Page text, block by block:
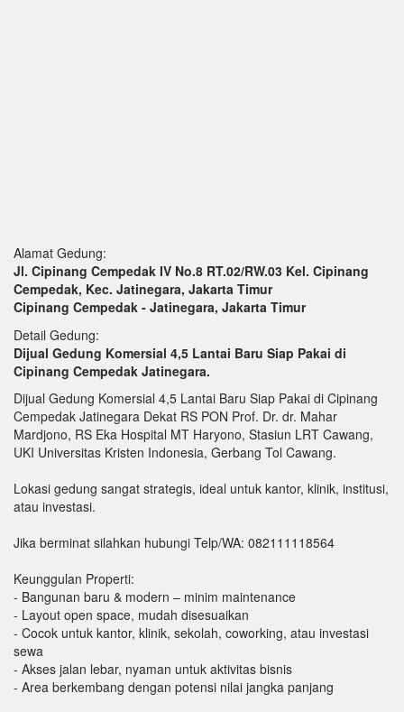
Alamat Gedung:
Jl. Cipinang Cempedak IV No.8 RT.02/RW.03 Kel. Cipinang
Cempedak, Kec. Jatinegara, Jakarta Timur
Cipinang Cempedak - Jatinegara, Jakarta Timur
Detail Gedung:
Dijual Gedung Komersial 4,5 Lantai Baru Siap Pakai di
Cipinang Cempedak Jatinegara.
Dijual Gedung Komersial 4,5 Lantai Baru Siap Pakai di Cipinang
Cempedak Jatinegara Dekat RS PON Prof. Dr. dr. Mahar
Mardjono, RS Eka Hospital MT Haryono, Stasiun LRT Cawang,
UKI Universitas Kristen Indonesia, Gerbang Tol Cawang.
Lokasi gedung sangat strategis, ideal untuk kantor, klinik, institusi,
atau investasi.
Jika berminat silahkan hubungi Telp/WA: 082111118564
Keunggulan Properti:
- Bangunan baru & modern – minim maintenance
- Layout open space, mudah disesuaikan
- Cocok untuk kantor, klinik, sekolah, coworking, atau investasi
sewa
- Akses jalan lebar, nyaman untuk aktivitas bisnis
- Area berkembang dengan potensi nilai jangka panjang